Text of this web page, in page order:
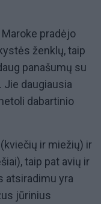
pradėjo
ženklų, taip
panašumų su
daugiausia
dabartinio
ir miežių) ir
taip pat avių ir
atsiradimu yra
jūrinius